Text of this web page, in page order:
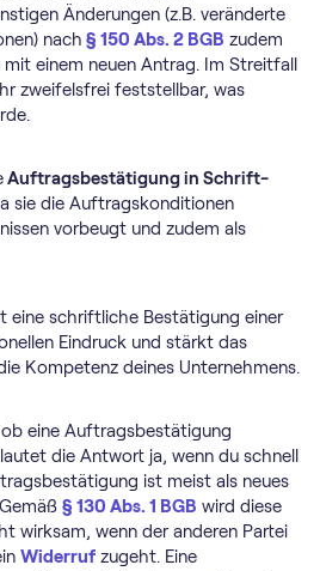
Änderungen (z.B. veränderte
nach § 150 Abs. 2 BGB zudem
einem neuen Antrag. Im Streitfall
zweifelsfrei feststellbar, was
Auftragsbestätigung in Schrift-
sie die Auftragskonditionen
vorbeugt und zudem als
eine schriftliche Bestätigung einer
Eindruck und stärkt das
Kompetenz deines Unternehmens.
eine Auftragsbestätigung
die Antwort ja, wenn du schnell
ist meist als neues
§ 130 Abs. 1 BGB wird diese
wirksam, wenn der anderen Partei
Widerruf zugeht. Eine